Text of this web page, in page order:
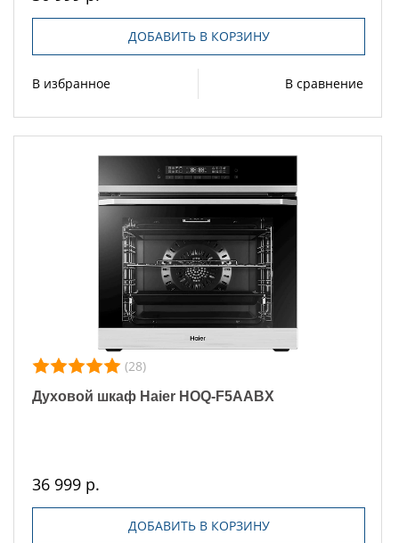
ДОБАВИТЬ В КОРЗИНУ
В избранное В сравнение
(28)
Духовой шкаф Haier HOQ-F5AABX
36 999 р.
ДОБАВИТЬ В КОРЗИНУ